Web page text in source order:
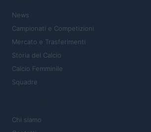
News
Campionati e Competizioni
Mercato e Trasferimenti
Storia del Calcio
Calcio Femminile
Squadre
Chi siamo